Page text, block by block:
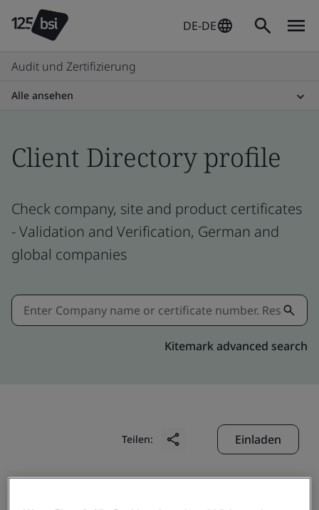
DE-DE
Audit und Zertifizierung
Alle ansehen
Client Directory profile
Check company, site and product certificates
- Validation and Verification, German and
global companies
Kitemark advanced search
Teilen: Einladen